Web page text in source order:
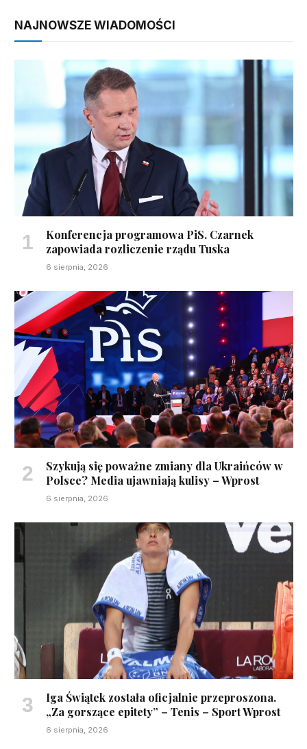
NAJNOWSZE WIADOMOŚCI
Konferencja programowa PiS. Czarnek
zapowiada rozliczenie rządu Tuska
6 sierpnia, 2026
Szykują się poważne zmiany dla Ukraińców w
Polsce? Media ujawniają kulisy – Wprost
6 sierpnia, 2026
Iga Świątek została oficjalnie przeproszona.
„Za gorszące epitety” – Tenis – Sport Wprost
6 sierpnia, 2026